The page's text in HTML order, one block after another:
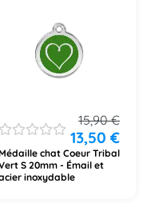
15,90€
13,50€
chat Coeur Tribal
S 20mm - Émail et
inoxydable